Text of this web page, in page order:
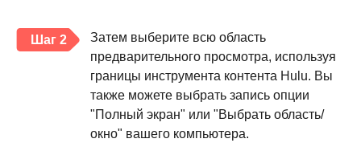
Шаг 2
Затем выберите всю область
предварительного просмотра, используя
границы инструмента контента Hulu. Вы
также можете выбрать запись опции
"Полный экран" или "Выбрать область/
окно" вашего компьютера.